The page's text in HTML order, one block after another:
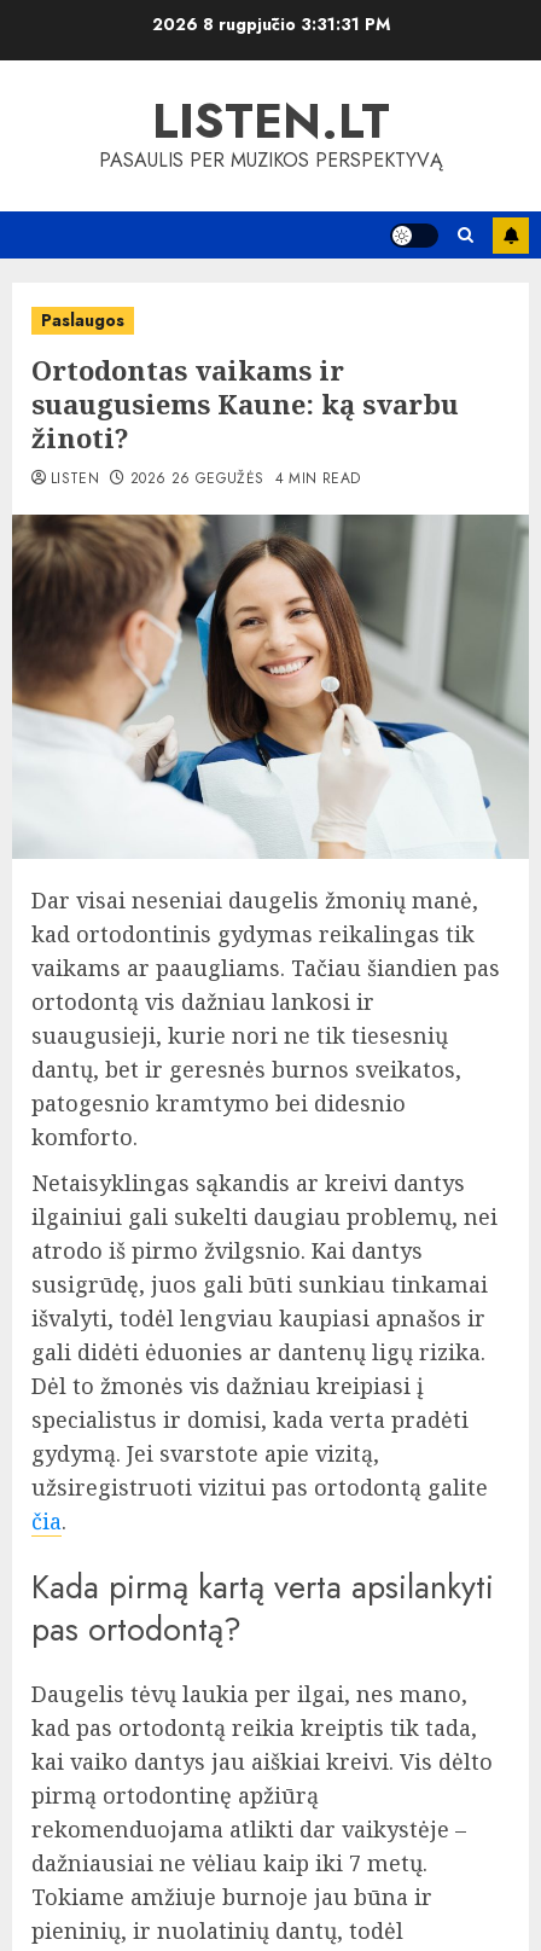
2026 8 rugpjūčio 3:31:32 PM
LISTEN.LT
PASAULIS PER MUZIKOS PERSPEKTYVĄ
Paslaugos
Ortodontas vaikams ir
suaugusiems Kaune: ką svarbu
žinoti?
LISTEN 2026 26 GEGUŽĖS 4 MIN READ
Dar visai neseniai daugelis žmonių manė,
kad ortodontinis gydymas reikalingas tik
vaikams ar paaugliams. Tačiau šiandien pas
ortodontą vis dažniau lankosi ir
suaugusieji, kurie nori ne tik tiesesnių
dantų, bet ir geresnės burnos sveikatos,
patogesnio kramtymo bei didesnio
komforto.
Netaisyklingas sąkandis ar kreivi dantys
ilgainiui gali sukelti daugiau problemų, nei
atrodo iš pirmo žvilgsnio. Kai dantys
susigrūdę, juos gali būti sunkiau tinkamai
išvalyti, todėl lengviau kaupiasi apnašos ir
gali didėti ėduonies ar dantenų ligų rizika.
Dėl to žmonės vis dažniau kreipiasi į
specialistus ir domisi, kada verta pradėti
gydymą. Jei svarstote apie vizitą,
užsiregistruoti vizitui pas ortodontą galite
čia.
Kada pirmą kartą verta apsilankyti
pas ortodontą?
Daugelis tėvų laukia per ilgai, nes mano,
kad pas ortodontą reikia kreiptis tik tada,
kai vaiko dantys jau aiškiai kreivi. Vis dėlto
pirmą ortodontinę apžiūrą
rekomenduojama atlikti dar vaikystėje –
dažniausiai ne vėliau kaip iki 7 metų.
Tokiame amžiuje burnoje jau būna ir
pieninių, ir nuolatinių dantų, todėl